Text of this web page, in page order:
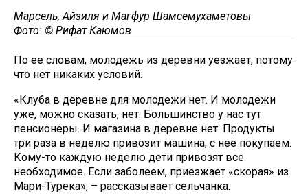
Марсель, Айзиля и Магфур Шамсемухаметовы
Фото: © Рифат Каюмов
По ее словам, молодежь из деревни уезжает, потому
что нет никаких условий.
«Клуба в деревне для молодежи нет. И молодежи
уже, можно сказать, нет. Большинство у нас тут
пенсионеры. И магазина в деревне нет. Продукты
три раза в неделю привозит машина, с нее покупаем.
Кому-то каждую неделю дети привозят все
необходимое. Если заболеем, приезжает «скорая» из
Мари-Турека», – рассказывает сельчанка.